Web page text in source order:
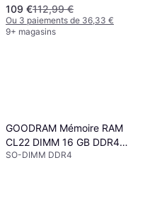
109 €112,99 €
Ou 3 paiements de 36,33 €
9+ magasins
GOODRAM Mémoire RAM
CL22 DIMM 16 GB DDR4
3200 MHZ DDR4 16 GB
SO-DIMM DDR4